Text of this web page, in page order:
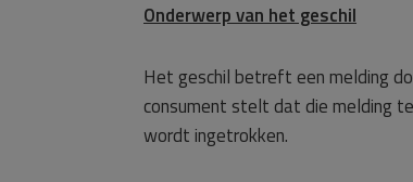
Onderwerp van het geschil
Het geschil betreft een melding
consument stelt dat die melding
wordt ingetrokken.